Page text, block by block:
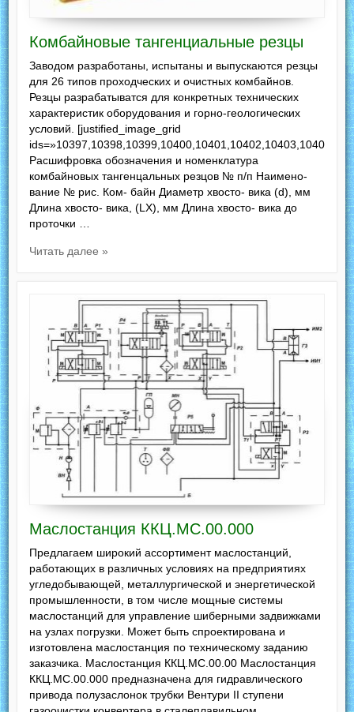
Комбайновые тангенциальные резцы
Заводом разработаны, испытаны и выпускаются резцы
для 26 типов проходческих и очистных комбайнов.
Резцы разрабатыватся для конкретных технических
характеристик оборудования и горно-геологических
условий. [justified_image_grid
Расшифровка обозначения и номенклатура
комбайновых тангенцальных резцов № п/п Наимено-
вание № рис. Ком- байн Диаметр хвосто- вика (d), мм
Длина хвосто- вика, (LХ), мм Длина хвосто- вика до
проточки …
Читать далее »
Маслостанция ККЦ.МС.00.000
Предлагаем широкий ассортимент маслостанций,
работающих в различных условиях на предприятиях
угледобывающей, металлургической и энергетической
промышленности, в том числе мощные системы
маслостанций для управление шиберными задвижками
на узлах погрузки. Может быть спроектирована и
изготовлена маслостанция по техническому заданию
заказчика. Маслостанция ККЦ.МС.00.00 Маслостанция
ККЦ.МС.00.000 предназначена для гидравлического
привода полузаслонок трубки Вентури II ступени